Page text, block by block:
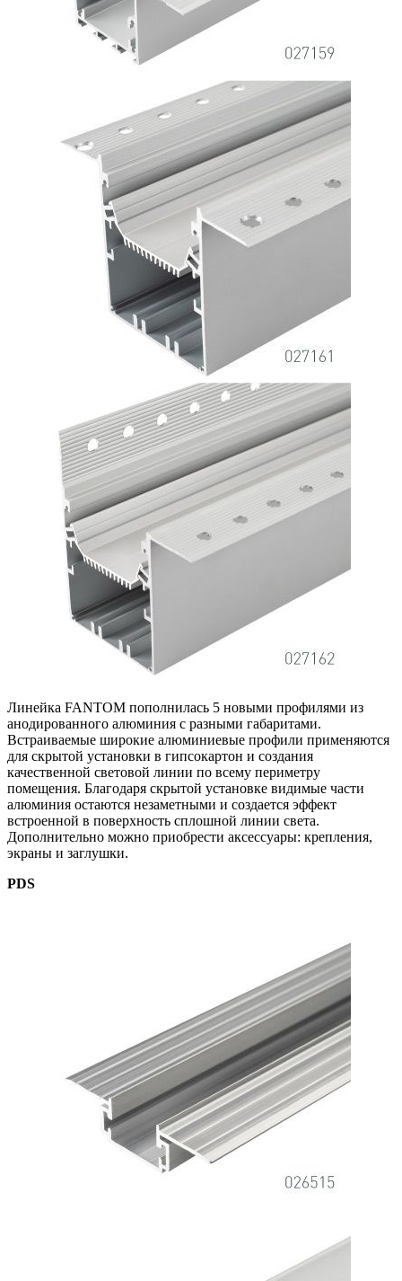
Линейка FANTOM пополнилась 5 новыми профилями из
анодированного алюминия с разными габаритами.
Встраиваемые широкие алюминиевые профили применяются
для скрытой установки в гипсокартон и создания
качественной световой линии по всему периметру
помещения. Благодаря скрытой установке видимые части
алюминия остаются незаметными и создается эффект
встроенной в поверхность сплошной линии света.
Дополнительно можно приобрести аксессуары: крепления,
экраны и заглушки.
PDS